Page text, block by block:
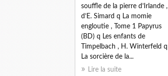
souffle de la pierre d’Irlande ,
d’E. Simard q La momie
engloutie , Tome 1 Papyrus
(BD) q Les enfants de
Timpelbach , H. Winterfeld q
La sorcière de la...
Lire la suite